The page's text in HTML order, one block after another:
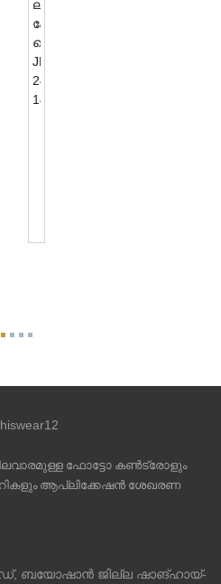
ഫോട്ടോ കൺട്രോളും
ആപ്ലിക്കേഷൻ ശേഖരണ
ബയോഷാൻ ജില്ല ഷാങ്ഹായ്-